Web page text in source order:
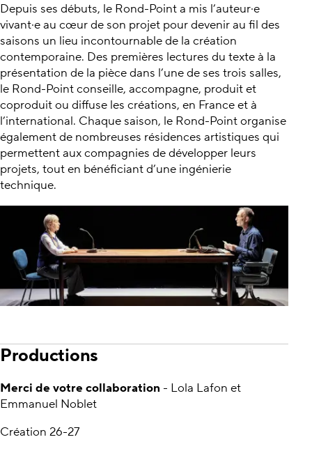
Depuis ses débuts, le Rond-Point a mis l’auteur·e
vivant·e au cœur de son projet pour devenir au fil des
saisons un lieu incontournable de la création
contemporaine. Des premières lectures du texte à la
présentation de la pièce dans l’une de ses trois salles,
le Rond-Point conseille, accompagne, produit et
coproduit ou diffuse les créations, en France et à
l’international. Chaque saison, le Rond-Point organise
également de nombreuses résidences artistiques qui
permettent aux compagnies de développer leurs
projets, tout en bénéficiant d’une ingénierie
technique.
Productions
Merci de votre collaboration - Lola Lafon et
Emmanuel Noblet
Création 26-27